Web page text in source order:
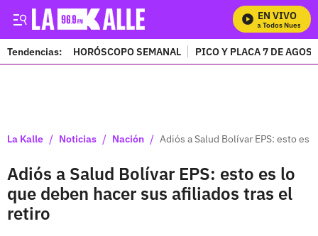
EN VIVO
Mira Todos Nuestros
Tendencias: HORÓSCOPO SEMANAL PICO Y PLACA 7 DE
La Kalle / Noticias / Nación / Adiós a Salud Bolívar EPS: esto
Adiós a Salud Bolívar EPS: esto es lo
que deben hacer sus afiliados tras el
retiro